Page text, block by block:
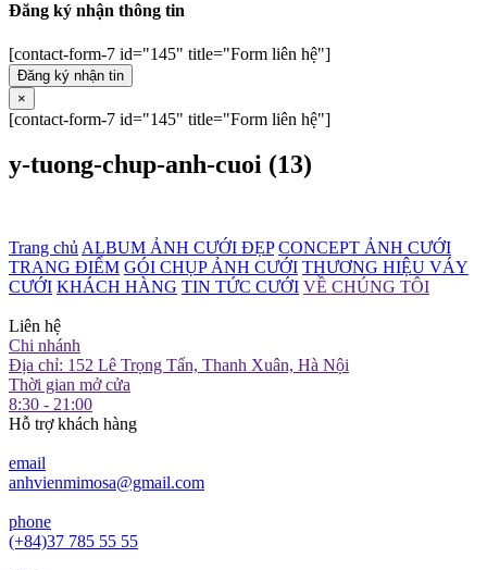
Đăng ký nhận thông tin
[contact-form-7 id="145" title="Form liên hệ"]
Đăng ký nhận tin
×
[contact-form-7 id="145" title="Form liên hệ"]
y-tuong-chup-anh-cuoi (13)
Trang chủ ALBUM ẢNH CƯỚI ĐẸP CONCEPT ẢNH CƯỚI
TRANG ĐIỂM GÓI CHỤP ẢNH CƯỚI THƯƠNG HIỆU VÁY
CƯỚI KHÁCH HÀNG TIN TỨC CƯỚI VỀ CHÚNG TÔI
Liên hệ
Chi nhánh
Địa chỉ: 152 Lê Trọng Tấn, Thanh Xuân, Hà Nội
Thời gian mở cửa
8:30 - 21:00
Hỗ trợ khách hàng
email
anhvienmimosa@gmail.com
phone
(+84)37 785 55 55